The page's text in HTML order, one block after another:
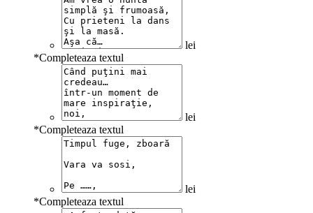
lei
*Completeaza textul
lei
*Completeaza textul
lei
*Completeaza textul